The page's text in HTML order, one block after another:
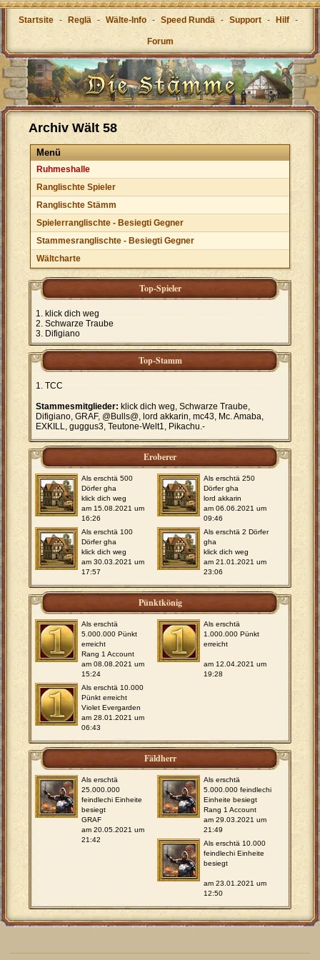
Startsite - Reglä - Wälte-Info - Speed Rundä - Support - Hilf -
Forum
Archiv Wält 58
Menü
Ruhmeshalle
Ranglischte Spieler
Ranglischte Stämm
Spielerranglischte - Besiegti Gegner
Stammesranglischte - Besiegti Gegner
Wältcharte
Top-Spieler
klick dich weg
Schwarze Traube
Difigiano
Top-Stamm
TCC
Stammesmitglieder: klick dich weg, Schwarze Traube,
Difigiano, GRAF, @Bulls@, lord akkarin, mc43, Mc. Amaba,
EXKILL, guggus3, Teutone-Welt1, Pikachu.-
Eroberer
Als erschtä 500
Dörfer gha
klick dich weg
am 15.08.2021 um
16:26
Als erschtä 250
Dörfer gha
lord akkarin
am 06.06.2021 um
09:46
Als erschtä 100
Dörfer gha
klick dich weg
am 30.03.2021 um
17:57
Als erschtä 2 Dörfer
gha
klick dich weg
am 21.01.2021 um
23:06
Pünktkönig
Als erschtä
5.000.000 Pünkt
erreicht
Rang 1 Account
am 08.08.2021 um
15:24
Als erschtä
1.000.000 Pünkt
erreicht
am 12.04.2021 um
19:28
Als erschtä 10.000
Pünkt erreicht
Violet Evergarden
am 28.01.2021 um
06:43
Fäldherr
Als erschtä
25.000.000
feindlechi Einheite
besiegt
GRAF
am 20.05.2021 um
21:42
Als erschtä
5.000.000 feindlechi
Einheite besiegt
Rang 1 Account
am 29.03.2021 um
21:49
Als erschtä 10.000
feindlechi Einheite
besiegt
am 23.01.2021 um
12:50